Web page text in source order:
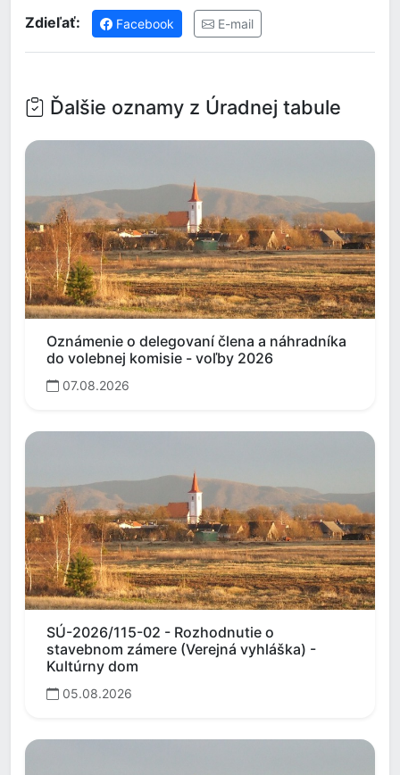
Zdieľať: Facebook E-mail
Ďalšie oznamy z Úradnej tabule
Oznámenie o delegovaní člena a náhradníka
do volebnej komisie - voľby 2026
07.08.2026
SÚ-2026/115-02 - Rozhodnutie o
stavebnom zámere (Verejná vyhláška) -
Kultúrny dom
05.08.2026